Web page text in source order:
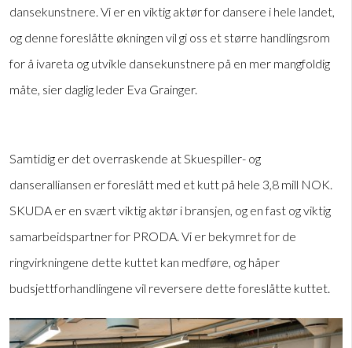
dansekunstnere. Vi er en viktig aktør for dansere i hele landet,
og denne foreslåtte økningen vil gi oss et større handlingsrom
for å ivareta og utvikle dansekunstnere på en mer mangfoldig
måte, sier daglig leder Eva Grainger.
Samtidig er det overraskende at Skuespiller- og
danseralliansen er foreslått med et kutt på hele 3,8 mill NOK.
SKUDA er en svært viktig aktør i bransjen, og en fast og viktig
samarbeidspartner for PRODA. Vi er bekymret for de
ringvirkningene dette kuttet kan medføre, og håper
budsjettforhandlingene vil reversere dette foreslåtte kuttet.